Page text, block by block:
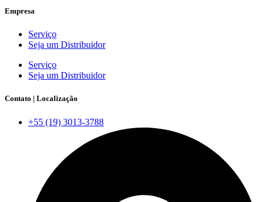
Empresa
Serviço
Seja um Distribuidor
Serviço
Seja um Distribuidor
Contato | Localização
+55 (19) 3013-3788